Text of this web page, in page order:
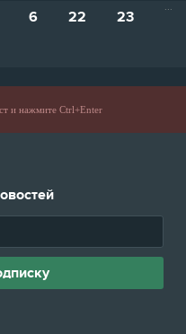
6 22
23
и нажмите Ctrl+Enter